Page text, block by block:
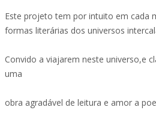
Este projeto tem por intuito em cada
formas literárias dos universos
Convido a viajarem neste universo,e
uma
obra agradável de leitura e amor a